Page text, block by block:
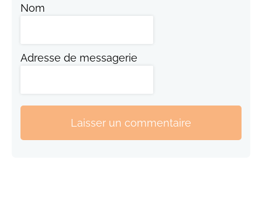
Nom
Adresse de messagerie
Laisser un commentaire